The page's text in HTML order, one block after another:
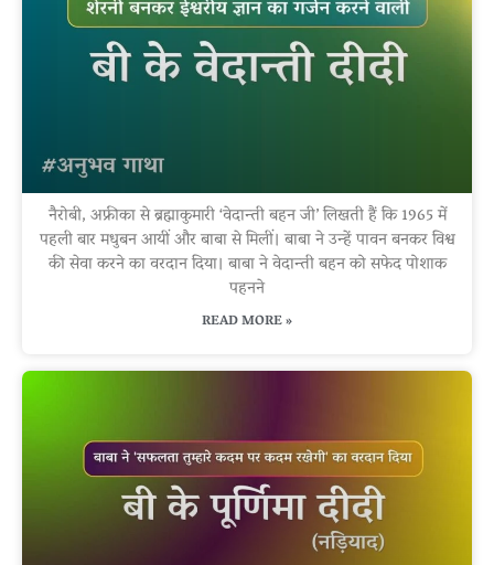
नैरोबी, अफ्रीका से ब्रह्माकुमारी ‘वेदान्ती बहन जी’ लिखती हैं कि 1965 में
पहली बार मधुबन आयीं और बाबा से मिलीं। बाबा ने उन्हें पावन बनकर विश्व
की सेवा करने का वरदान दिया। बाबा ने वेदान्ती बहन को सफेद पोशाक
पहनने
READ MORE »